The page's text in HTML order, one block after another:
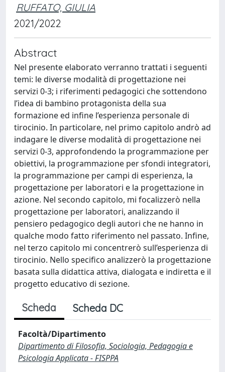
RUFFATO, GIULIA
2021/2022
Abstract
Nel presente elaborato verranno trattati i seguenti
temi: le diverse modalità di progettazione nei
servizi 0-3; i riferimenti pedagogici che sottendono
l’idea di bambino protagonista della sua
formazione ed infine l’esperienza personale di
tirocinio. In particolare, nel primo capitolo andrò ad
indagare le diverse modalità di progettazione nei
servizi 0-3, approfondendo la programmazione per
obiettivi, la programmazione per sfondi integratori,
la programmazione per campi di esperienza, la
progettazione per laboratori e la progettazione in
azione. Nel secondo capitolo, mi focalizzerò nella
progettazione per laboratori, analizzando il
pensiero pedagogico degli autori che ne hanno in
qualche modo fatto riferimento nel passato. Infine,
nel terzo capitolo mi concentrerò sull’esperienza di
tirocinio. Nello specifico analizzerò la progettazione
basata sulla didattica attiva, dialogata e indiretta e il
progetto educativo di sezione.
Scheda Scheda DC
Facoltà/Dipartimento
Dipartimento di Filosofia, Sociologia, Pedagogia e
Psicologia Applicata - FISPPA